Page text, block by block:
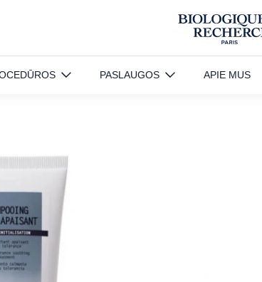
PASLAUGOS APIE MUS